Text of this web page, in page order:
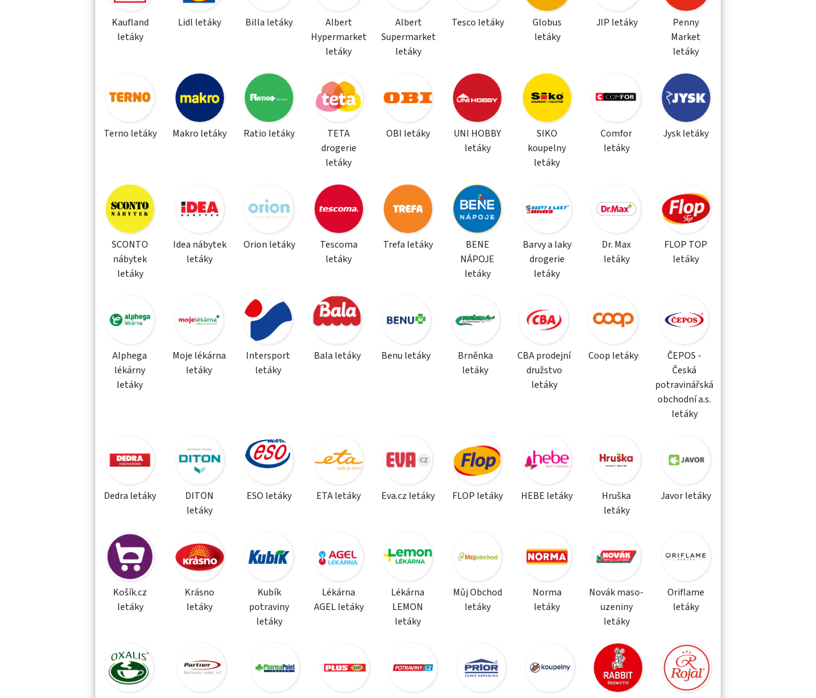
Kaufland
letáky
Lidl letáky Billa letáky
Albert
Hypermarket
letáky
Albert
Supermarket
letáky
Tesco letáky
Globus
letáky
JIP letáky
Penny
Market
letáky
Terno letáky Makro letáky Ratio letáky
TETA
drogerie
letáky
OBI letáky
UNI HOBBY
letáky
SIKO
koupelny
letáky
Comfor
letáky
Jysk letáky
SCONTO
nábytek
letáky
Idea nábytek
letáky
Orion letáky
Tescoma
letáky
Trefa letáky
BENE
NÁPOJE
letáky
Barvy a laky
drogerie
letáky
Dr. Max
letáky
FLOP TOP
letáky
Alphega
lékárny
letáky
Moje lékárna
letáky
Intersport
letáky
Bala letáky Benu letáky
Brněnka
letáky
CBA prodejní
družstvo
letáky
Coop letáky
ČEPOS -
Česká
potravinářská
obchodní a.s.
letáky
Dedra letáky
DITON
letáky
ESO letáky ETA letáky Eva.cz letáky FLOP letáky HEBE letáky
Hruška
letáky
Javor letáky
Košík.cz
letáky
Krásno
letáky
Kubík
potraviny
letáky
Lékárna
AGEL letáky
Lékárna
LEMON
letáky
Můj Obchod
letáky
Norma
letáky
Novák maso-
uzeniny
letáky
Oriflame
letáky